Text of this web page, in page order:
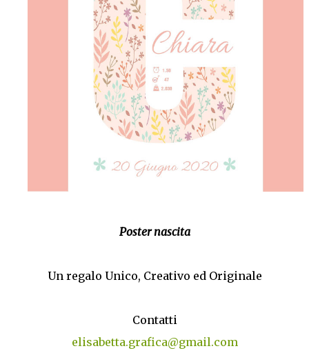
Poster nascita
Un regalo Unico, Creativo ed Originale
Contatti
elisabetta.grafica@gmail.com